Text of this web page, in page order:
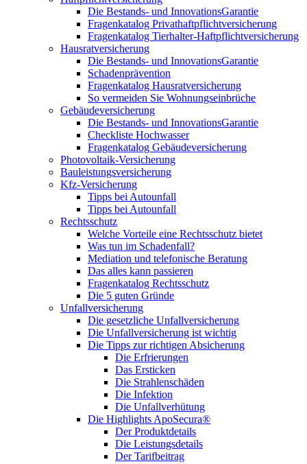
Die Bestands- und InnovationsGarantie
Fragenkatalog Privathaftpflichtversicherung
Fragenkatalog Tierhalter-Haftpflichtversicherung
Hausratversicherung
Die Bestands- und InnovationsGarantie
Schadenprävention
Fragenkatalog Hausratversicherung
So vermeiden Sie Wohnungseinbrüche
Gebäudeversicherung
Die Bestands- und InnovationsGarantie
Checkliste Hochwasser
Fragenkatalog Gebäudeversicherung
Photovoltaik-Versicherung
Bauleistungsversicherung
Kfz-Versicherung
Tipps bei Autounfall
Tipps bei Autounfall
Rechtsschutz
Welche Vorteile eine Rechtsschutz bietet
Was tun im Schadenfall?
Mediation und telefonische Beratung
Das alles kann passieren
Fragenkatalog Rechtsschutz
Die 5 guten Gründe
Unfallversicherung
Die gesetzliche Unfallversicherung
Die Unfallversicherung ist wichtig
Die Tipps zur richtigen Absicherung
Die Erfrierungen
Das Ersticken
Die Strahlenschäden
Die Infektion
Die Unfallverhütung
Die Highlights ApoSecura®
Der Produktdetails
Die Leistungsdetails
Der Tarifbeitrag